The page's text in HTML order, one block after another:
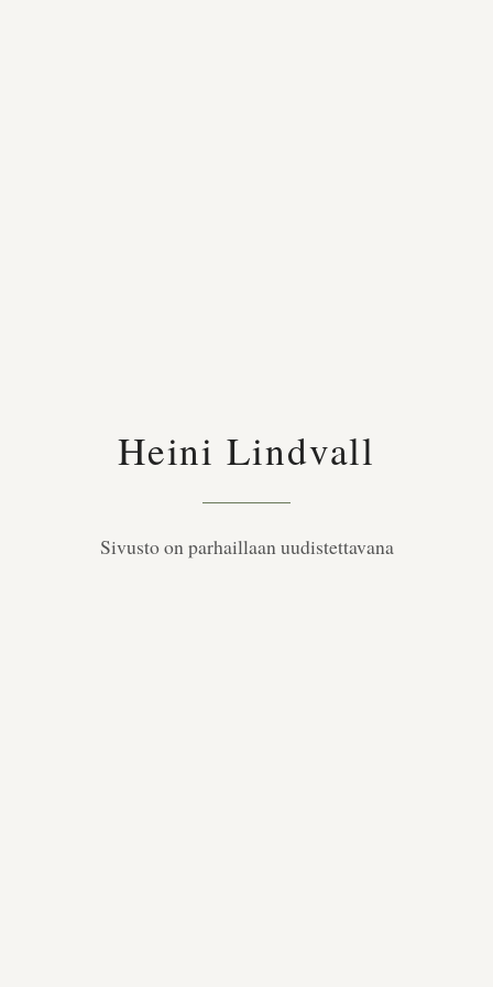
Heini Lindvall
Sivusto on parhaillaan uudistettavana